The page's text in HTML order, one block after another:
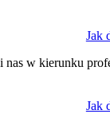
Jak
nas w kierunku
Jak